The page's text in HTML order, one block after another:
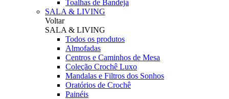
Toalhas de Bandeja
SALA & LIVING
Voltar
SALA & LIVING
Todos os produtos
Almofadas
Centros e Caminhos de Mesa
Coleção Crochê Luxo
Mandalas e Filtros dos Sonhos
Oratórios de Crochê
Painéis